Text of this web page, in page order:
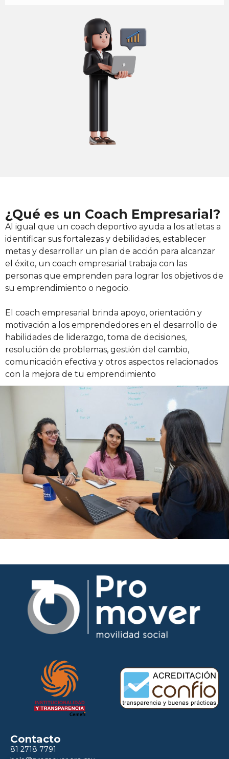
¿Qué es un Coach Empresarial?
Al igual que un coach deportivo ayuda a los atletas a
identificar sus fortalezas y debilidades, establecer
metas y desarrollar un plan de acción para alcanzar
el éxito, un coach empresarial trabaja con las
personas que emprenden para lograr los objetivos de
su emprendimiento o negocio.
El coach empresarial brinda apoyo, orientación y
motivación a los emprendedores en el desarrollo de
habilidades de liderazgo, toma de decisiones,
resolución de problemas, gestión del cambio,
comunicación efectiva y otros aspectos relacionados
con la mejora de tu emprendimiento
Contacto
81 2718 7791